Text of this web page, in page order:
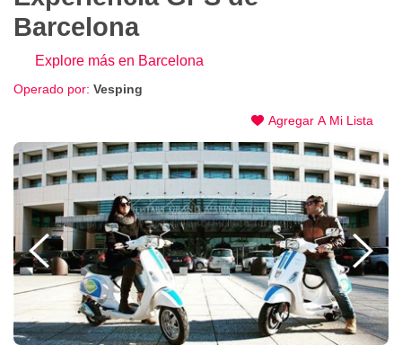
Barcelona
Operado por: Vesping
Agregar A Mi Lista
Explore más en Barcelona